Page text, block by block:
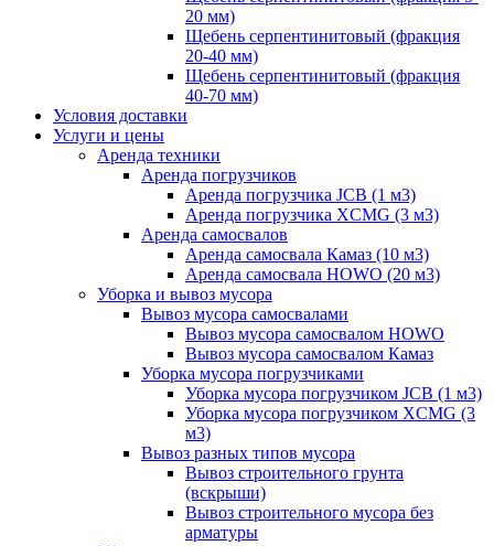
20 мм)
Щебень серпентинитовый (фракция
20-40 мм)
Щебень серпентинитовый (фракция
40-70 мм)
Условия доставки
Услуги и цены
Аренда техники
Аренда погрузчиков
Аренда погрузчика JCB (1 м3)
Аренда погрузчика XCMG (3 м3)
Аренда самосвалов
Аренда самосвала Камаз (10 м3)
Аренда самосвала HOWO (20 м3)
Уборка и вывоз мусора
Вывоз мусора самосвалами
Вывоз мусора самосвалом HOWO
Вывоз мусора самосвалом Камаз
Уборка мусора погрузчиками
Уборка мусора погрузчиком JCB (1 м3)
Уборка мусора погрузчиком XCMG (3
м3)
Вывоз разных типов мусора
Вывоз строительного грунта
(вскрыши)
Вывоз строительного мусора без
арматуры